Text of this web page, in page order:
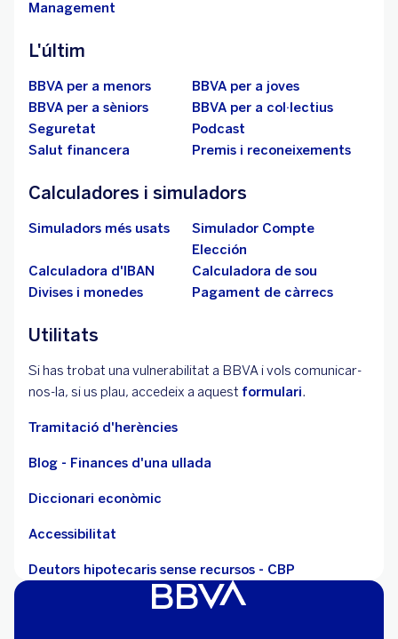
Management
L'últim
BBVA per a menors
BBVA per a joves
BBVA per a sèniors
BBVA per a col·lectius
Seguretat
Podcast
Salut financera
Premis i reconeixements
Calculadores i simuladors
Simuladors més usats
Simulador Compte
Elección
Calculadora d'IBAN
Calculadora de sou
Divises i monedes
Pagament de càrrecs
Utilitats
Si has trobat una vulnerabilitat a BBVA i vols comunicar-
nos-la, si us plau, accedeix a aquest formulari.
Tramitació d'herències
Blog - Finances d'una ullada
Diccionari econòmic
Accessibilitat
Deutors hipotecaris sense recursos - CBP